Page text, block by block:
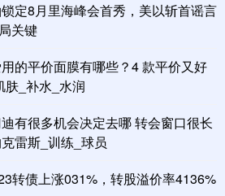
定8月里海峰会首秀，美以斩首谣言
关键
的平价面膜有哪些？4 款平价又好
肤_补水_水润
有很多机会决定去哪 转会窗口很长
雷斯_训练_球员
转债上涨031%，转股溢价率4136%